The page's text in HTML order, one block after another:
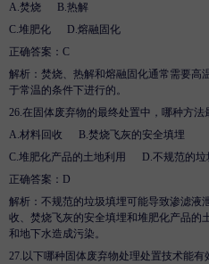
A.焚烧 B.热解
C.堆肥化 D.熔融固化
正确答案： C
解析 ：焚烧、热解和熔融固化通常需要
于常温的条件下进行的。
26.在固体废弃物的最终处置中，哪种方法
A.材料回收 B.焚烧飞灰的安全填埋
C.堆肥化产品的土地利用 D.不规范的垃
正确答案： D
解析 ：不规范的垃圾填埋可能导致渗滤
收、焚烧飞灰的安全填埋和堆肥化产品的
和地下水造成污染。
27. 以下哪种固体废弃物处理处置技术能有